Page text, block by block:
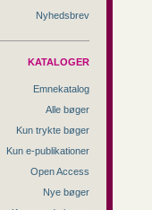
Nyhedsbrev
KATALOGER
Emnekatalog
Alle bøger
Kun trykte bøger
Kun e-publikationer
Open Access
Nye bøger